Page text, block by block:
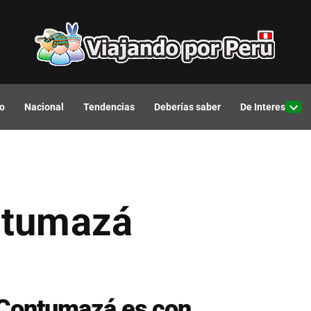
Nacional Tendencias Deberías saber De Interes